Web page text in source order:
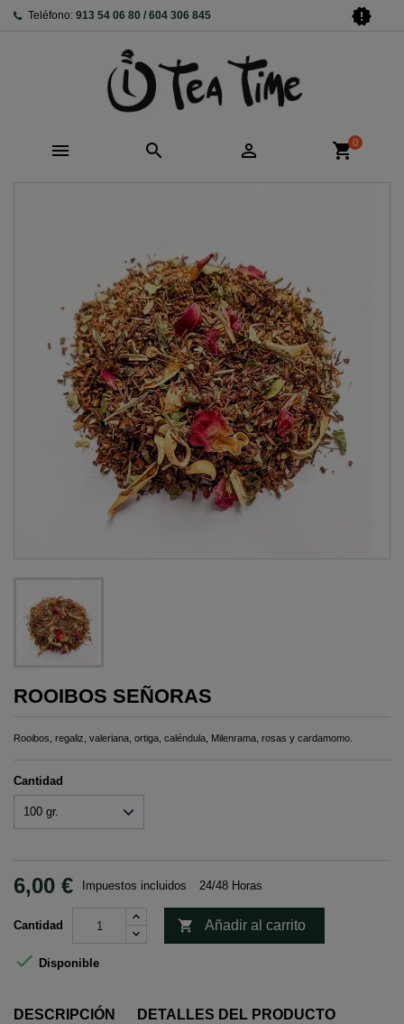
Teléfono: 913 54 06 80 / 604 306 845 new_releases
   shopping_cart0
ROOIBOS SEÑORAS
Rooibos, regaliz, valeriana, ortiga, caléndula, Milenrama, rosas y cardamomo.
Cantidad
6,00 € Impuestos incluidos 24/48 Horas
Cantidad  Añadir al carrito
 Disponible
DESCRIPCIÓN DETALLES DEL PRODUCTO